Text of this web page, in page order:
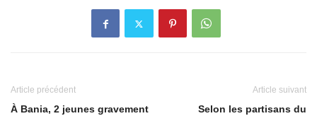
Article précédent
À Bania, 2 jeunes gravement
Article suivant
Selon les partisans du